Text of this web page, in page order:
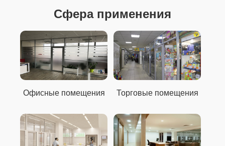
Сфера применения
Офисные помещения Торговые помещения